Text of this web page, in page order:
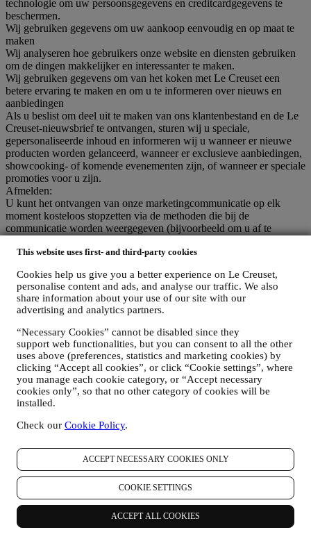
This website uses first- and third-party cookies
Cookies help us give you a better experience on Le Creuset,
personalise content and ads, and analyse our traffic. We also
share information about your use of our site with our
advertising and analytics partners.
“Necessary Cookies” cannot be disabled since they
support web functionalities, but you can consent to all the other
uses above (preferences, statistics and marketing cookies) by
clicking “Accept all cookies”, or click “Cookie settings”, where
you manage each cookie category, or “Accept necessary
cookies only”, so that no other category of cookies will be
installed.
Check our Cookie Policy.
ACCEPT NECESSARY COOKIES ONLY
COOKIE SETTINGS
ACCEPT ALL COOKIES
technologie om uw persoonsgegevens en creditcardgegevens te
beschermen.
Wij gebruiken gegevens om uw aankoop eenvoudig en op maat te
maken
Wij analyseren hoe gebruikers onze website en diensten gebruiken
om de dingen makkelijker en interessanter te maken.
Wij gebruiken gegevens om van het koken met Le Creuset een
betere ervaring te maken en om u te informeren over nieuws en
aanbiedingen
Als u beslist om deel uit te maken van ons klantenbestand en de Le
Creuset-nieuwsbrief te ontvangen, sturen wij u speciale,
gepersonaliseerde inhoud en informeren wij u wanneer er nieuwe
producten worden gelanceerd, wanneer er exclusieve aanbiedingen,
showcooking- of komende evenementen zijn, of wanneer er speciale
promoties voor u zijn.
Afmelden:
U kunt het ontvangen van onze marketingcommunicatie op elk
moment kosteloos stopzetten via de methoden die bij de
communicatie worden weergegeven (bijvoorbeeld om u af te
onderaan elke e-mail). Als u een van onze marketingactiviteiten wilt
afmelding zal zo snel mogelijk worden verwerkt, maar in sommige
omstandigheden kunt u nog enkele berichten ontvangen totdat de
afmelding volledig is verwerkt.
Uw gegevens zijn onder uw controle
Vergeet niet dat u de controle hebt over uw gegevens en dat u uw
voorkeuren te allen tijde kunt beheren. U kunt erop rekenen dat wij
uw gegevens nooit zonder uw toestemming aan derden zullen
doorgeven voor hun eigen marketingdoeleinden. Voor informatie of
om uw privacyrechten uit te oefenen, kunt u ons mailen op
privacy@lecreuset.comom ons te laten weten waar wij u mee van
dienst kunnen zijn en wij zullen tijdig reageren.
Le Creuset verbindt zich ertoe uw persoonsgegevens en uw privacy
persoonsgegevens verzamelen en verwerken in overeenstemming
met de EU-wetgeving inzake gegevensbescherming (met inbegrip
van de EU Algemene Verordening Gegevensbescherming
2016/679) en de wet inzake gegevensbescherming die van
toepassing is in uw land, gebied of locatie (de
"Gegevensbeschermingswetten").
1. WANNEER EN WELK SOORT GEGEVENS VERZAMELEN WIJ